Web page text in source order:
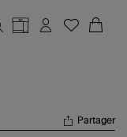
Partager